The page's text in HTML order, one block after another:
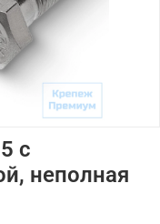
с
неполная